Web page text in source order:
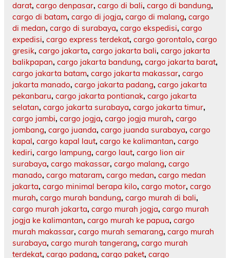
darat, cargo denpasar, cargo di bali, cargo di bandung,
cargo di batam, cargo di jogja, cargo di malang, cargo
di medan, cargo di surabaya, cargo ekspedisi, cargo
expedisi, cargo express terdekat, cargo gorontalo, cargo
gresik, cargo jakarta, cargo jakarta bali, cargo jakarta
balikpapan, cargo jakarta bandung, cargo jakarta barat,
cargo jakarta batam, cargo jakarta makassar, cargo
jakarta manado, cargo jakarta padang, cargo jakarta
pekanbaru, cargo jakarta pontianak, cargo jakarta
selatan, cargo jakarta surabaya, cargo jakarta timur,
cargo jambi, cargo jogja, cargo jogja murah, cargo
jombang, cargo juanda, cargo juanda surabaya, cargo
kapal, cargo kapal laut, cargo ke kalimantan, cargo
kediri, cargo lampung, cargo laut, cargo lion air
surabaya, cargo makassar, cargo malang, cargo
manado, cargo mataram, cargo medan, cargo medan
jakarta, cargo minimal berapa kilo, cargo motor, cargo
murah, cargo murah bandung, cargo murah di bali,
cargo murah jakarta, cargo murah jogja, cargo murah
jogja ke kalimantan, cargo murah ke papua, cargo
murah makassar, cargo murah semarang, cargo murah
surabaya, cargo murah tangerang, cargo murah
terdekat, cargo padang, cargo paket, cargo